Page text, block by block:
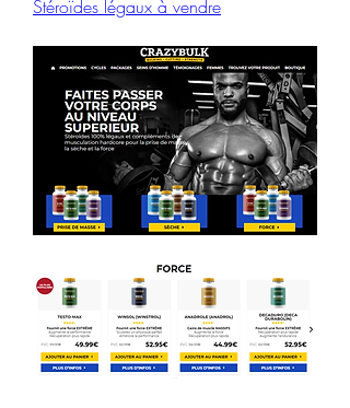
Stéroïdes légaux à vendre